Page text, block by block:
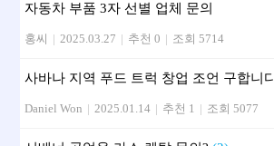
자동차 부품 3자 선별 업체 문의
홍씨 | 2025.03.27 | 추천 0 | 조회 5714
사바나 지역 푸드 트럭 창업 조언 구합니
Daniel Won | 2025.01.14 | 추천 1 | 조회 5077